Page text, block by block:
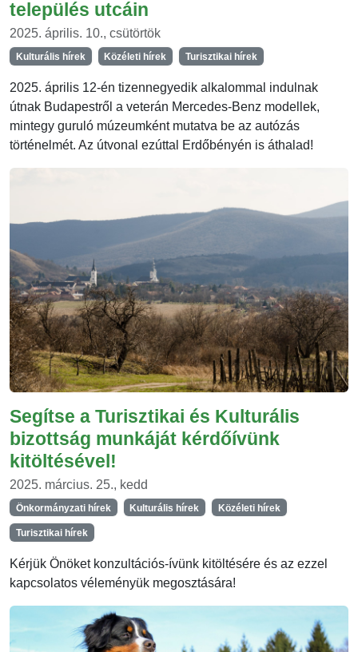
település utcáin
2025. április. 10., csütörtök
Kulturális hírek Közéleti hírek Turisztikai hírek
2025. április 12-én tizennegyedik alkalommal indulnak
útnak Budapestről a veterán Mercedes-Benz modellek,
mintegy guruló múzeumként mutatva be az autózás
történelmét. Az útvonal ezúttal Erdőbényén is áthalad!
Segítse a Turisztikai és Kulturális
bizottság munkáját kérdőívünk
kitöltésével!
2025. március. 25., kedd
Önkormányzati hírek Kulturális hírek Közéleti hírek
Turisztikai hírek
Kérjük Önöket konzultációs-ívünk kitöltésére és az ezzel
kapcsolatos véleményük megosztására!